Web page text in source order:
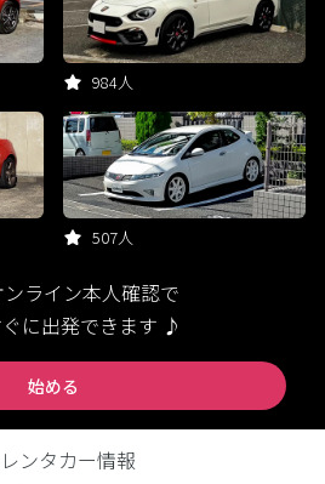
984人
507人
ライン本人確認で
に出発できます ♪
始める
ンタカー情報